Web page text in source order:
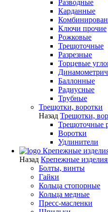
Разводные
Карданные
Ключи прочие
Рожковые
Трещоточные
Разрезные
Торцевые
Баллонные
Радиусные
Трубные
Трещотки, воротки
Назад Трещотки,
Трещоточные
Воротки
Удлинители
Крепежные
Назад Крепежные
Болты, винты
Гайки
Кольца стопорные
Кольца медные
Пресс-масленки